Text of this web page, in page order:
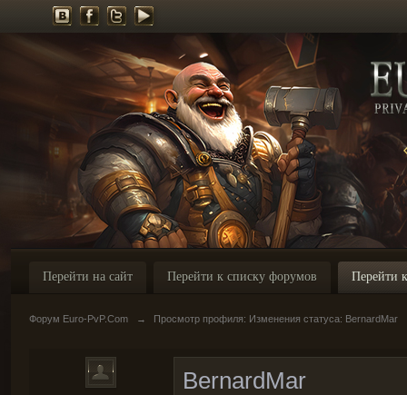
Перейти на сайт Перейти к списку форумов Перейти
Форум Euro-PvP.Com → Просмотр профиля: Изменения статуса: BernardMar
BernardMar